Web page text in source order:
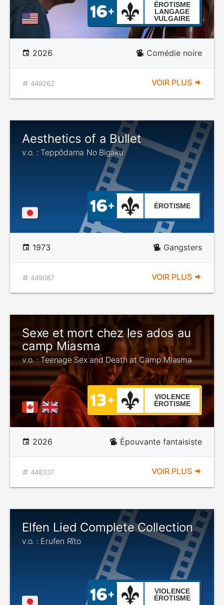
ÉROTISME
LANGAGE
VULGAIRE
2026 Comédie noire
449262 VOIR PLUS
Aesthetics of a Bullet
v.o. : Teppôdama No Bigaku
ÉROTISME
1973 Gangsters
449087 VOIR PLUS
Sexe et mort chez les ados au
camp Miasma
v.o. : Teenage Sex and Death at Camp Miasma
VIOLENCE
ÉROTISME
2026 Épouvante fantaisiste
448337 VOIR PLUS
Elfen Lied Complete Collection
v.o. : Erufen Rîto
VIOLENCE
ÉROTISME